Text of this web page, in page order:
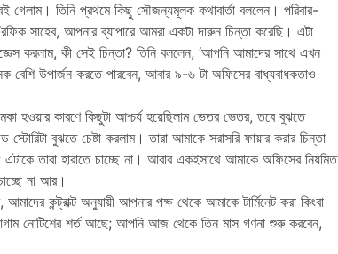
তিনি প্রথমে কিছু সৌজন্যমূলক কথাবার্তা বললেন। পরিবার-
সাহেব, আপনার ব্যাপারে আমরা একটা দারুন চিন্তা করেছি। এটা
করলাম, কী সেই চিন্তা? তিনি বললেন, ‘আপনি আমাদের সাথে এখন
উপার্জন করতে পারবেন, আবার ৯-৬ টা অফিসের বাধ্যবাধকতাও
হওয়ার কারণে কিছুটা আশ্চর্য হয়েছিলাম ভেতর ভেতর, তবে বুঝতে
বুঝতে চেষ্টা করলাম। তারা আমাকে সরাসরি ফায়ার করার চিন্তা
এটাকে তারা হারাতে চাচ্ছে না। আবার একইসাথে আমাকে অফিসের নিয়মিত
না আর।
কন্ট্রাক্ট অনুযায়ী আপনার পক্ষ থেকে আমাকে টার্মিনেট করা কিংবা
নোটিশের শর্ত আছে; আপনি আজ থেকে তিন মাস গণনা শুরু করবেন,